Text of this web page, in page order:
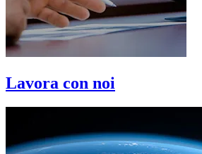
Lavora con noi